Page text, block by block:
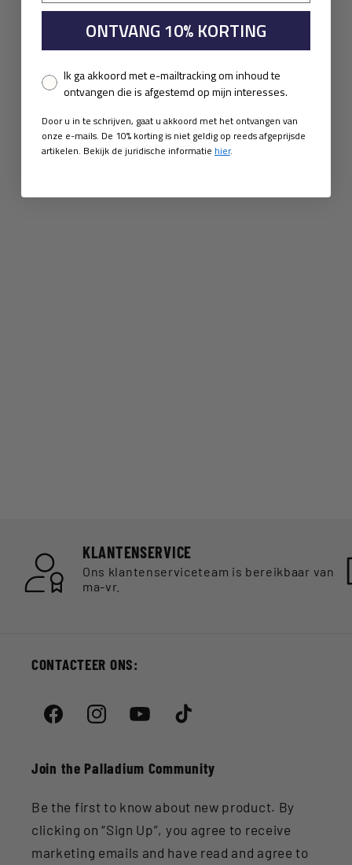
KLANTENSERVICE
Ons klantenserviceteam is bereikbaar van
ma-vr.
CONTACTEER ONS:
FacebookInstagramYouTube TikTok
Join the Palladium Community
Be the first to know about new product. By
clicking on “Sign Up”, you agree to receive
marketing emails and have read and agree to
ONTVANG 10% KORTING
Pixel consent
Ik ga akkoord met e-mailtracking om inhoud te
ontvangen die is afgestemd op mijn interesses.
Door u in te schrijven, gaat u akkoord met het ontvangen van
onze e-mails. De 10% korting is niet geldig op reeds afgeprijsde
artikelen. Bekijk de juridische informatie hier.